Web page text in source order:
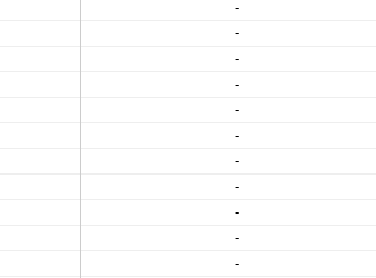
-
-
-
-
-
-
-
-
-
-
-